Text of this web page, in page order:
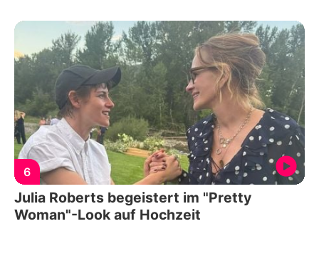
6
Julia Roberts begeistert im "Pretty
Woman"-Look auf Hochzeit